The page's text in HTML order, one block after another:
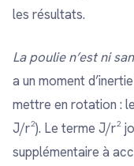
les résultats.
La poulie n’est ni
a un moment
mettre en rotation :
J/r²). Le terme J/r²
supplémentaire à